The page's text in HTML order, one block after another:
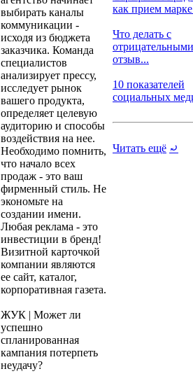
выбирать каналы
коммуникации -
исходя из бюджета
заказчика. Команда
специалистов
анализирует прессу,
исследует рынок
вашего продукта,
определяет целевую
аудиторию и способы
воздействия на нее.
Необходимо помнить,
что начало всех
продаж - это ваш
фирменный стиль. Не
экономьте на
создании имени.
Любая реклама - это
инвестиции в бренд!
Визитной карточкой
компании являются
ее сайт, каталог,
корпоративная газета.
ЖУК | Может ли
успешно
спланированная
кампания потерпеть
неудачу?
как прием
Что делать с
отрицательными
отзыв...
10 показателей
социальных
Читать ещё ⤾